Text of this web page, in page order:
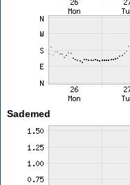
Sademed